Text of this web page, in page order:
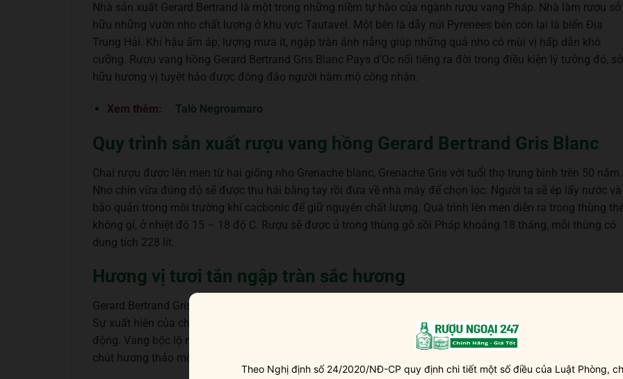
Nhà sản xuất Gerard Bertrand là một trong những niềm tự hào của ngành rượu vang Pháp. Nhà làm rượu sở
hữu những vườn nho chất lượng ở khu vực Tautavel. Một bên là dãy núi Pyrenees bên còn lại là biển Địa
Trung Hải. Khí hậu ấm áp, lượng mưa ít, ngập tràn ánh nắng giúp những quả nho có mùi vị hấp dẫn khó
cưỡng. Rượu vang hồng Gerard Bertrand Gris Blanc Pays d’Oc nổi tiếng ra đời trong điều kiện lý tưởng đó, sở
hữu hương vị tuyệt hảo được đông đảo người hâm mộ công nhận.
Xem thêm: Talò Negroamaro
Quy trình sản xuất rượu vang hồng Gerard Bertrand Gris Blanc
Chai rượu được lên men từ hai giống nho Grenache blanc, Grenache Gris với tuổi thọ trung bình trên 50 năm.
Nho chín vừa đúng độ sẽ được thu hái bằng tay rồi đưa về nhà máy để chọn lọc. Người ta sẽ ép lấy nước và
bảo quản trong môi trường khí cacbonic để giữ nguyên chất lượng. Quá trình lên men diễn ra trong thùng
không gỉ, ở nhiệt độ 15 – 18 độ C. Rượu sẽ được ủ trong thùng gỗ sồi Pháp khoảng 18 tháng, mỗi thùng có
dung tích 228 lít.
Hương vị tươi tắn ngập tràn sắc hương
Gerard Bertrand Gris Blanc quả là một chai vang hồng điệu đà và nữ tính với ngoại hình thanh lịch hấp dẫn.
Sự xuất hiện của chai vang như một bó hoa đầy màu sắc trong một bữa tiệc xế chiều hoặc tiệc mùa hè sôi
động. Vang bộc lộ những nốt hương tươi mới mát lành của trái cây đỏ mọng, mùi hoa mẫu đơn quyến rũ và
chút hương thảo mộc ấm áp.
Theo Nghị định số 24/2020/NĐ-CP quy định chi tiết một số điều của Luật Phòng,